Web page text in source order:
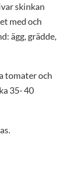
skinkan
med och
ägg, grädde,
tomater och
35- 40